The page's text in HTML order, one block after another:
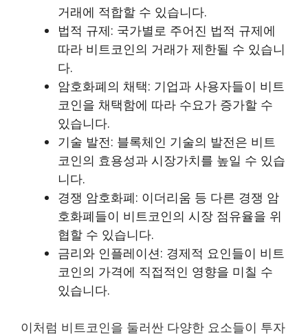
거래에 적합할 수 있습니다.
법적 규제: 국가별로 주어진 법적 규제에
따라 비트코인의 거래가 제한될 수 있습니
다.
암호화폐의 채택: 기업과 사용자들이 비트
코인을 채택함에 따라 수요가 증가할 수
있습니다.
기술 발전: 블록체인 기술의 발전은 비트
코인의 효용성과 시장가치를 높일 수 있습
니다.
경쟁 암호화폐: 이더리움 등 다른 경쟁 암
호화폐들이 비트코인의 시장 점유율을 위
협할 수 있습니다.
금리와 인플레이션: 경제적 요인들이 비트
코인의 가격에 직접적인 영향을 미칠 수
있습니다.
이처럼 비트코인을 둘러싼 다양한 요소들이 투자